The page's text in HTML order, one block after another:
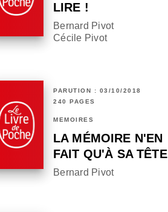
LIRE !
Bernard Pivot
Cécile Pivot
PARUTION : 03/10/2018
240 PAGES
MÉMOIRES
LA MÉMOIRE N'EN
FAIT QU'À SA TÊTE
Bernard Pivot